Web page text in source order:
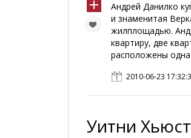
Андрей Данилко
и знаменитая
жилплощадью.
квартиру, две
расположены одна
2010-06-23
Уитни